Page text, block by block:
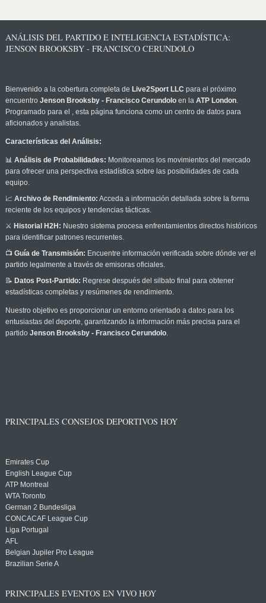
ANÁLISIS DEL PARTIDO E INTELIGENCIA ESTADÍSTICA:
JENSON BROOKSBY - FRANCISCO CERUNDOLO
Bienvenido a la cobertura completa de Live2Sport LLC para el próximo
encuentro Jenson Brooksby - Francisco Cerundoloen la ATP London.
Programado para el , esta página funciona como un centro de datos para
aficionados y analistas.
Características del Análisis:
📊 Análisis de Probabilidades: Monitoreamos los movimientos del mercado
para ofrecer una perspectiva estadística sobre las posibilidades de cada
equipo.
📈 Archivo de Rendimiento: Acceda a información detallada sobre la forma
reciente de los equipos y tendencias tácticas.
⚔️ Historial H2H: Nuestro sistema procesa enfrentamientos directos históricos
para identificar patrones recurrentes.
📺 Guía de Transmisión: Encuentre información verificada sobre dónde ver el
partido legalmente a través de emisoras oficiales.
📝 Datos Post-Partido: Regrese después del silbato final para obtener
estadísticas completas y resúmenes de rendimiento.
Nuestro objetivo es proporcionar un entorno orientado a datos para los
entusiastas del deporte, garantizando la información más precisa para el
partido Jenson Brooksby - Francisco Cerundolo.
PRINCIPALES CONSEJOS DEPORTIVOS HOY
Emirates Cup
English League Cup
ATP Montreal
WTA Toronto
German 2 Bundesliga
CONCACAF League Cup
Liga Portugal
AFL
Belgian Jupiler Pro League
Brazilian Serie A
PRINCIPALES EVENTOS EN VIVO HOY